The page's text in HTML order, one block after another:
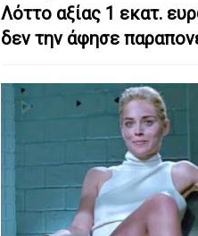
Λόττο αξίας 1 εκατ.
δεν την άφησε